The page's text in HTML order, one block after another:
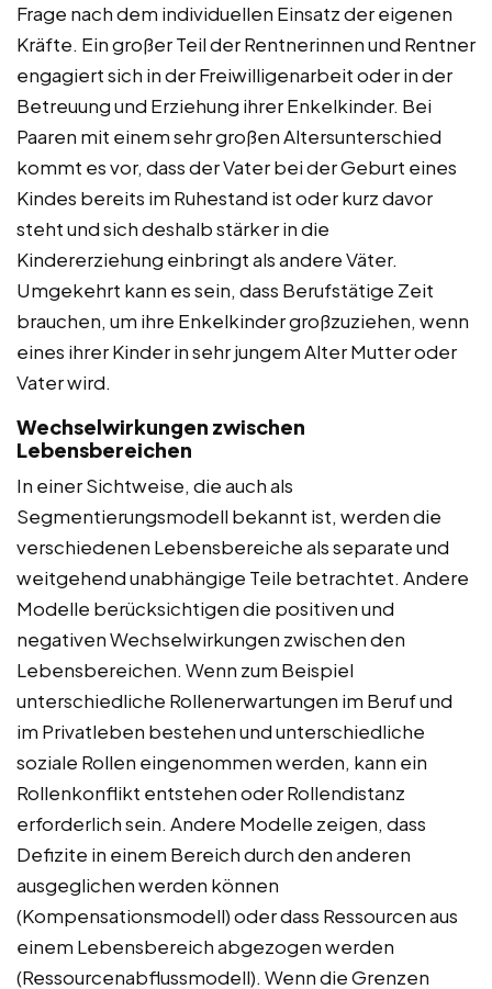
Frage nach dem individuellen Einsatz der eigenen
Kräfte. Ein großer Teil der Rentnerinnen und Rentner
engagiert sich in der Freiwilligenarbeit oder in der
Betreuung und Erziehung ihrer Enkelkinder. Bei
Paaren mit einem sehr großen Altersunterschied
kommt es vor, dass der Vater bei der Geburt eines
Kindes bereits im Ruhestand ist oder kurz davor
steht und sich deshalb stärker in die
Kindererziehung einbringt als andere Väter.
Umgekehrt kann es sein, dass Berufstätige Zeit
brauchen, um ihre Enkelkinder großzuziehen, wenn
eines ihrer Kinder in sehr jungem Alter Mutter oder
Vater wird.
Wechselwirkungen zwischen
Lebensbereichen
In einer Sichtweise, die auch als
Segmentierungsmodell bekannt ist, werden die
verschiedenen Lebensbereiche als separate und
weitgehend unabhängige Teile betrachtet. Andere
Modelle berücksichtigen die positiven und
negativen Wechselwirkungen zwischen den
Lebensbereichen. Wenn zum Beispiel
unterschiedliche Rollenerwartungen im Beruf und
im Privatleben bestehen und unterschiedliche
soziale Rollen eingenommen werden, kann ein
Rollenkonflikt entstehen oder Rollendistanz
erforderlich sein. Andere Modelle zeigen, dass
Defizite in einem Bereich durch den anderen
ausgeglichen werden können
(Kompensationsmodell) oder dass Ressourcen aus
einem Lebensbereich abgezogen werden
(Ressourcenabflussmodell). Wenn die Grenzen